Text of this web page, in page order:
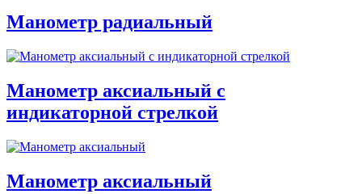
Манометр радиальный
Манометр аксиальный с
индикаторной стрелкой
Манометр аксиальный